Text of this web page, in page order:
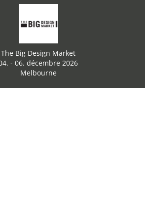
The Big Design Market
- 06. décembre 2026
Melbourne